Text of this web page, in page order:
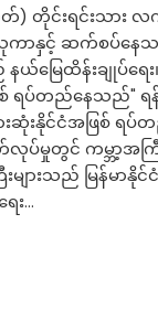
) တိုင်းရင်းသား
နှင့် ဆက်စပ်နေသ
နယ်မြေထိန်းချုပ်ရ
တည်နေသည်" ရန်နို
ဆုံးနိုင်ငံအဖြစ်
တ်လုပ်မှုတွင် ကမ္ဘ
ားသည် မြန်မာနိုင်
း…